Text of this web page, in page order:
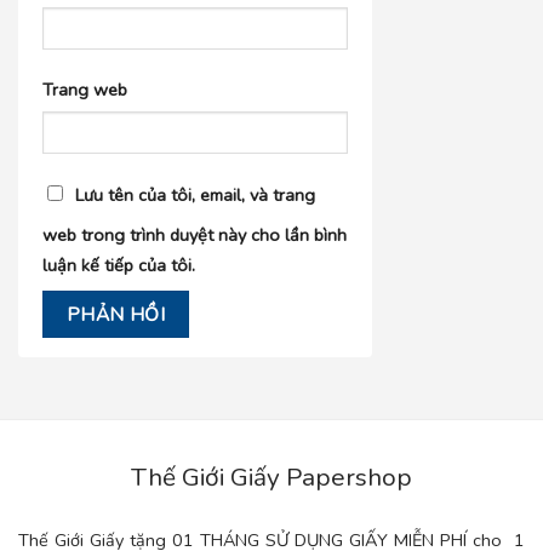
Trang web
Lưu tên của tôi, email, và trang
web trong trình duyệt này cho lần bình
luận kế tiếp của tôi.
Thế Giới Giấy Papershop
Thế Giới Giấy tặng 01 THÁNG SỬ DỤNG GIẤY MIỄN PHÍ cho 1